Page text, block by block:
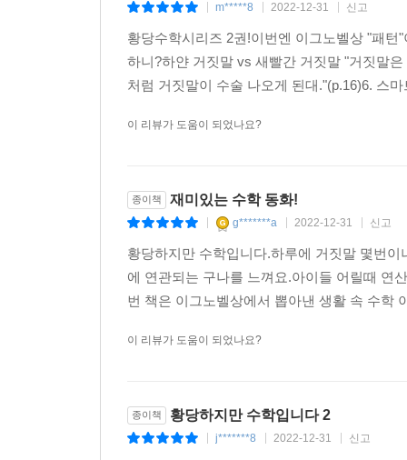
m*****8 2022-12-31 신고
황당수학시리즈 2권!이번엔 이그노벨상 "패
하니?하얀 거짓말 vs 새빨간 거짓말 "거짓말
처럼 거짓말이 수술 나오게 된대."(p.16)6. 스
이 리뷰가 도움이 되었나요?
종이책 재미있는 수학 동화!
g*******a 2022-12-31 신고
황당하지만 수학입니다.하루에 거짓말 몇번
에 연관되는 구나를 느껴요.아이들 어릴때 연
번 책은 이그노벨상에서 뽑아낸 생활 속 수학
이 리뷰가 도움이 되었나요?
종이책 황당하지만 수학입니다 2
j*******8 2022-12-31 신고